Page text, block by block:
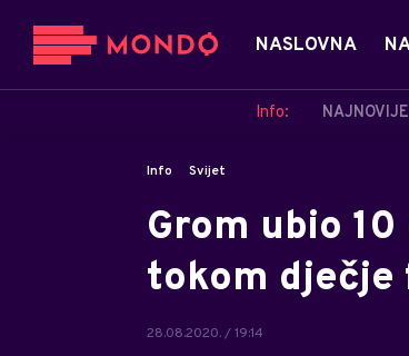
NASLOVNA
Info: NAJNOVIJE
Info Svijet
Grom ubio
tokom dječje
28.08.2020. / 19:14